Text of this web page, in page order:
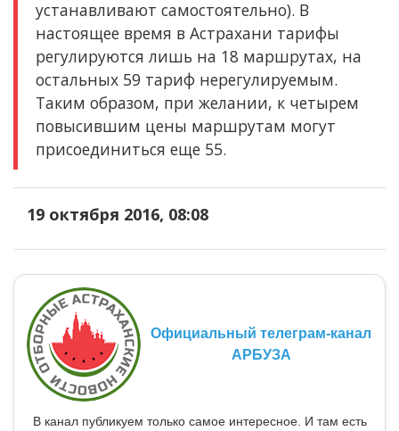
устанавливают самостоятельно). В
настоящее время в Астрахани тарифы
регулируются лишь на 18 маршрутах, на
остальных 59 тариф нерегулируемым.
Таким образом, при желании, к четырем
повысившим цены маршрутам могут
присоединиться еще 55.
19 октября 2016, 08:08
Официальный телеграм-канал
АРБУЗА
В канал публикуем только самое интересное. И там есть